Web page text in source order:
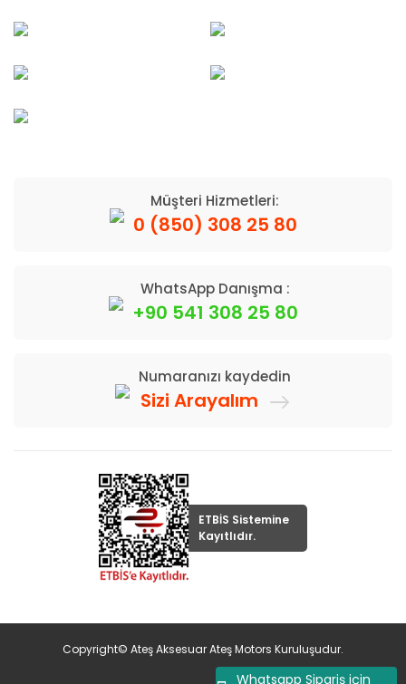
Whatsapp Sipariş için
Müşteri Hizmetleri:
0 (850) 308 25 80
WhatsApp Danışma :
+90 541 308 25 80
Numaranızı kaydedin
Sizi Arayalım
ETBİS Sistemine
Kayıtlıdır.
Copyright© Ateş Aksesuar Ateş Motors Kuruluşudur.